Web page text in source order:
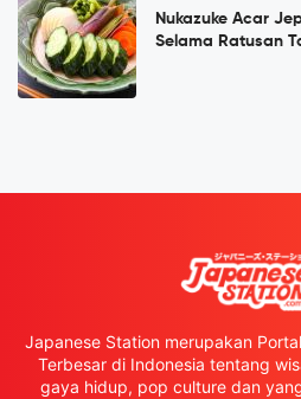
Nukazuke Acar
Selama Ratusan
Japanese Station merupakan
Terbesar di Indonesia tentang
gaya hidup, pop culture dan